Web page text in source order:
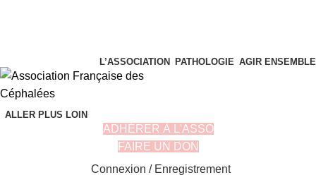
L’ASSOCIATION PATHOLOGIE AGIR ENSEMBLE
ALLER PLUS LOIN
ADHÉRER À L'ASSO
FAIRE UN DON
Connexion / Enregistrement